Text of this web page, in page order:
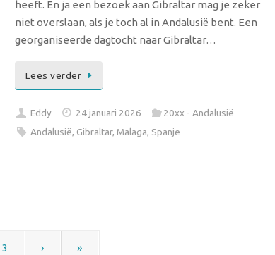
heeft. En ja een bezoek aan Gibraltar mag je zeker
niet overslaan, als je toch al in Andalusië bent. Een
georganiseerde dagtocht naar Gibraltar…
Lees verder
Eddy 24 januari 2026
20xx - Andalusië
Andalusië, Gibraltar, Malaga, Spanje
3 › »